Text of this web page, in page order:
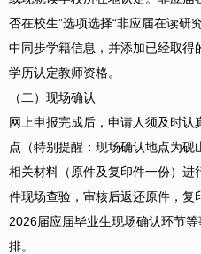
否在校生”选项选择“非应届在读研
中同步学籍信息，并添加已经取得
学历认定教师资格。
（二）现场确认
网上申报完成后，申请人须及时
点（特别提醒：现场确认地点为
相关材料（原件及复印件一份）
件现场查验，审核后返还原件，复
2026届应届毕业生现场确认环节
排。